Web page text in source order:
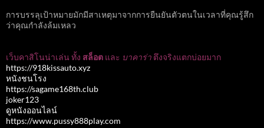
การบรรลุเป้าหมายมักมีสาเหตุมาจากการยืนยันตัวตนในเวลาที่คุณรู้สึก
ว่าคุณกำลังล้มเหลว
เว็บคาสิโนน่าเล่น ทั้ง สล็อต และ บาคาร่า ตึงจริงแตกบ่อยมาก
https://918kissauto.xyz
หนังชนโรง
https://sagame168th.club
joker123
ดูหนังออนไลน์
https://www.pussy888play.com